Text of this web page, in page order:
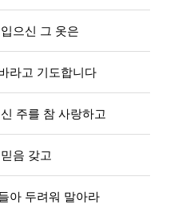
으신 그 옷은
라고 기도합니다
주를 참 사랑하고
음 갖고
아 두려워 말아라